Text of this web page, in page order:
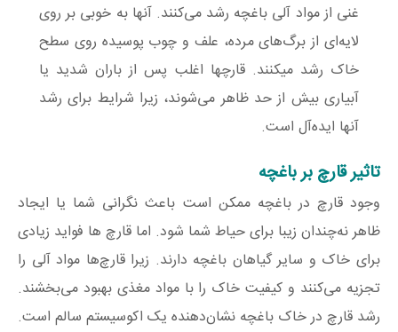
غنی از مواد آلی باغچه رشد می‌کنند. آنها به خوبی بر روی
لایه‌ای از برگ‌های مرده، علف و چوب پوسیده روی سطح
خاک رشد میکنند. قارچها اغلب پس از باران شدید یا
آبیاری بیش از حد ظاهر می‌شوند، زیرا شرایط برای رشد
آنها ایده‌آل است.
تاثیر قارچ بر باغچه
وجود قارچ در باغچه ممکن است باعث نگرانی شما یا ایجاد
ظاهر نه‌چندان زیبا برای حیاط شما شود. اما قارچ ها فواید زیادی
برای خاک و سایر گیاهان باغچه دارند. زیرا قارچ‌ها مواد آلی را
تجزیه می‌کنند و کیفیت خاک را با مواد مغذی بهبود می‌بخشند.
رشد قارچ در خاک باغچه نشان‌دهنده یک اکوسیستم سالم است.